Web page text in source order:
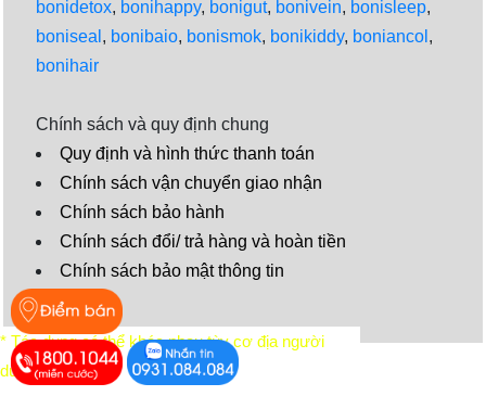
bonidetox, bonihappy, bonigut, bonivein, bonisleep,
boniseal , bonibaio, bonismok, bonikiddy, boniancol ,
bonihair
Chính sách và quy định chung
Quy định và hình thức thanh toán
Chính sách vận chuyển giao nhận
Chính sách bảo hành
Chính sách đổi/ trả hàng và hoàn tiền
Chính sách bảo mật thông tin
Video
* Tác dụng có thể khác nhau tùy cơ địa người
dùng